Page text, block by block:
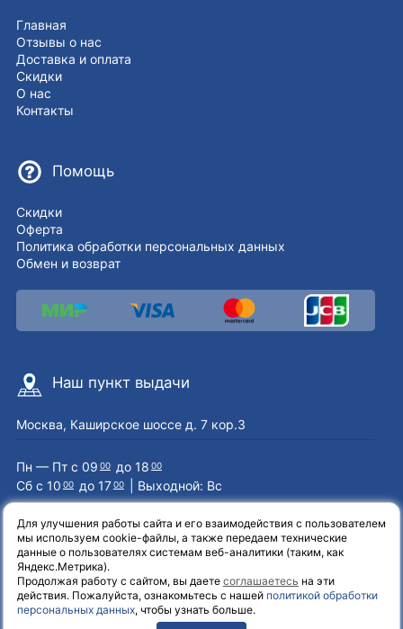
Главная
Отзывы о нас
Доставка и оплата
Скидки
О нас
Контакты
Помощь
Скидки
Оферта
Политика обработки персональных данных
Обмен и возврат
Наш пункт выдачи
Москва, Каширское шоссе д. 7 кор.3
Пн — Пт с 09 00 до 18 00
Сб с 10 00 до 1700 | Выходной: Вс
Наши контакты
8 (800) 551-72-71
info@el-one.ru
Для улучшения работы сайта и его взаимодействия с пользователем
мы используем cookie-файлы, а также передаем технические
данные о пользователях системам веб-аналитики (таким, как
Яндекс.Метрика).
Продолжая работу с сайтом, вы даете соглашаетесь на эти
действия. Пожалуйста, ознакомьтесь с нашей политикой обработки
персональных данных, чтобы узнать больше.